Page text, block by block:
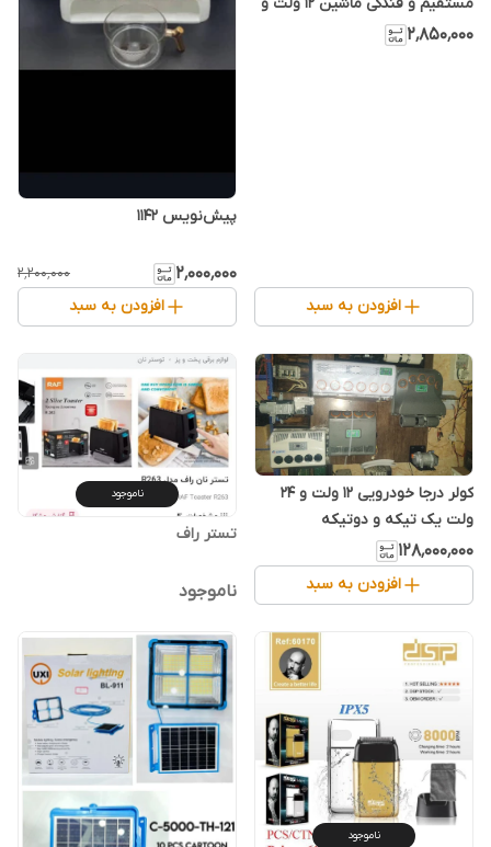
مستقیم و فندکی ماشین 12 ولت و
220 ولت
۲٬۸۵۰٬۰۰۰
افزودن به سبد
پیش‌نویس ۱۱۴۲
۲٬۰۰۰٬۰۰۰ ۲٬۲۰۰٬۰۰۰
افزودن به سبد
کولر درجا خودرویی 12 ولت و 24
ولت یک تیکه و دوتیکه
۱۲۸٬۰۰۰٬۰۰۰
افزودن به سبد
ناموجود
تستر راف
ناموجود
ناموجود